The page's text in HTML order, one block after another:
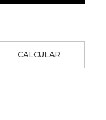
CALCULAR